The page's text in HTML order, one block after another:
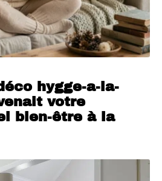
hygge-a-la-
votre
bien-être à la